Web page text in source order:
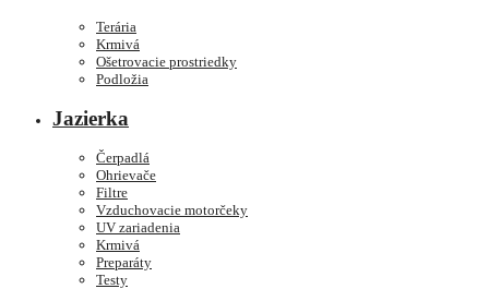
Terária
Krmivá
Ošetrovacie prostriedky
Podložia
Jazierka
Čerpadlá
Ohrievače
Filtre
Vzduchovacie motorčeky
UV zariadenia
Krmivá
Preparáty
Testy